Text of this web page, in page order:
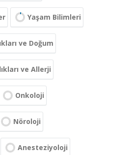
Yaşam Bilimleri
ve Doğum
ve Allerji
Onkoloji
Nöroloji
Anesteziyoloji